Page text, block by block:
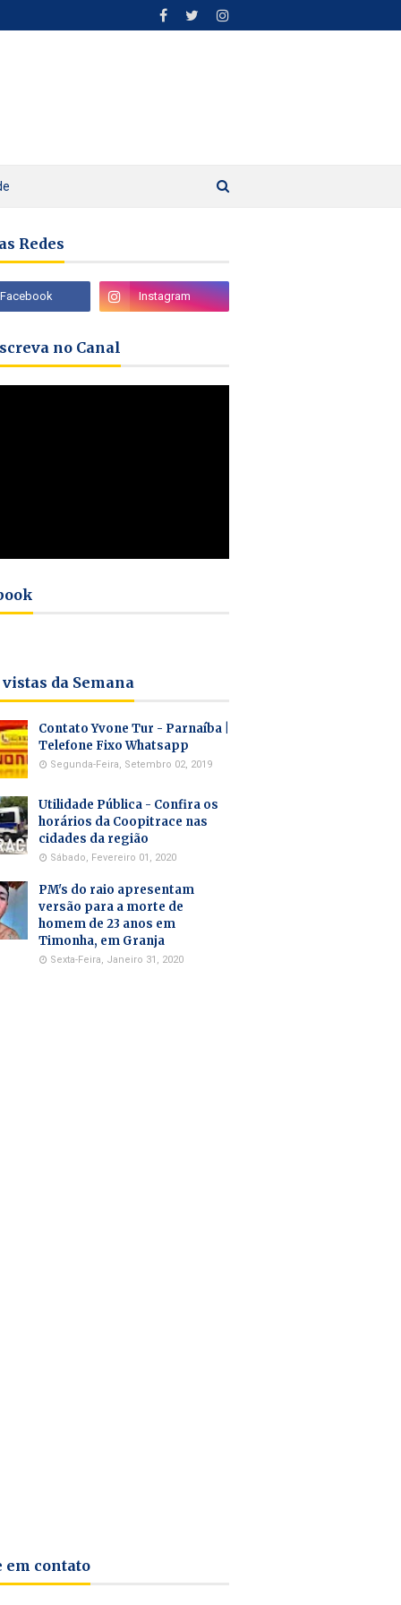
Redes
no Canal
da Semana
Contato Yvone Tur - Parnaíba |
Telefone Fixo Whatsapp
Segunda-Feira, Setembro 02, 2019
Utilidade Pública - Confira os
horários da Coopitrace nas
cidades da região
Sábado, Fevereiro 01, 2020
PM's do raio apresentam
versão para a morte de
homem de 23 anos em
Timonha, em Granja
Sexta-Feira, Janeiro 31, 2020
em contato